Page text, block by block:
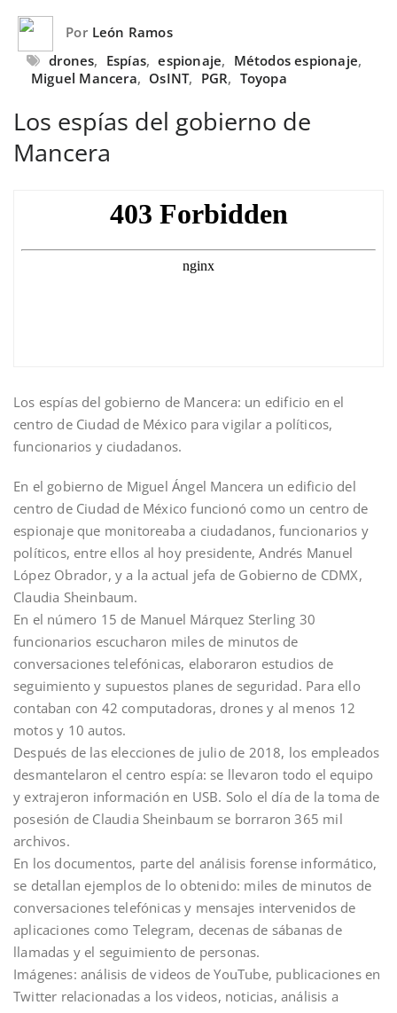
Por León Ramos
drones, Espías, espionaje, Métodos espionaje,
Miguel Mancera, OsINT, PGR, Toyopa
Los espías del gobierno de
Mancera
Los espías del gobierno de Mancera: un edificio en el
centro de Ciudad de México para vigilar a políticos,
funcionarios y ciudadanos.
En el gobierno de Miguel Ángel Mancera un edificio del
centro de Ciudad de México funcionó como un centro de
espionaje que monitoreaba a ciudadanos, funcionarios y
políticos, entre ellos al hoy presidente, Andrés Manuel
López Obrador, y a la actual jefa de Gobierno de CDMX,
Claudia Sheinbaum.
En el número 15 de Manuel Márquez Sterling 30
funcionarios escucharon miles de minutos de
conversaciones telefónicas, elaboraron estudios de
seguimiento y supuestos planes de seguridad. Para ello
contaban con 42 computadoras, drones y al menos 12
motos y 10 autos.
Después de las elecciones de julio de 2018, los empleados
desmantelaron el centro espía: se llevaron todo el equipo
y extrajeron información en USB. Solo el día de la toma de
posesión de Claudia Sheinbaum se borraron 365 mil
archivos.
En los documentos, parte del análisis forense informático,
se detallan ejemplos de lo obtenido: miles de minutos de
conversaciones telefónicas y mensajes intervenidos de
aplicaciones como Telegram, decenas de sábanas de
llamadas y el seguimiento de personas.
Imágenes: análisis de videos de YouTube, publicaciones en
Twitter relacionadas a los videos, noticias, análisis a